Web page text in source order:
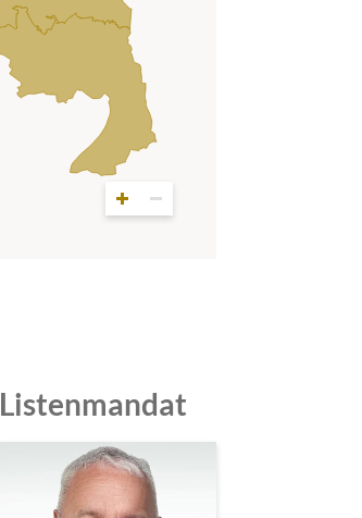
Listenmandat